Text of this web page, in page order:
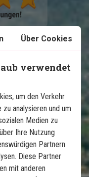
mit
Holbox
Über Cookies
verwendet
um den Verkehr
analysieren und um
Medien zu
Ihre Nutzung
Partnern
Diese Partner
mit anderen